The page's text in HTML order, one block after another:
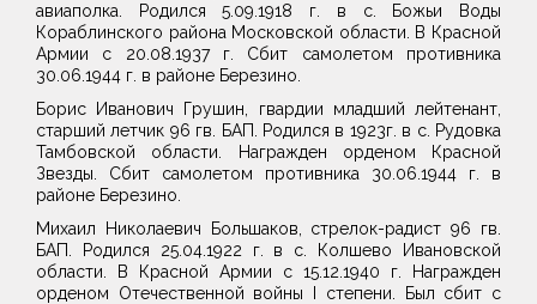
авиаполка. Родился 5.09.1918 г. в с. Божьи Воды
Кораблинского района Московской области. В Красной
Армии с 20.08.1937 г. Сбит самолетом противника
30.06.1944 г. в районе Березино.
Борис Иванович Грушин, гвардии младший лейтенант,
старший летчик 96 гв. БАП. Родился в 1923г. в с. Рудовка
Тамбовской области. Награжден орденом Красной
Звезды. Сбит самолетом противника 30.06.1944 г. в
районе Березино.
Михаил Николаевич Большаков, стрелок-радист 96 гв.
БАП. Родился 25.04.1922 г. в с. Колшево Ивановской
области. В Красной Армии с 15.12.1940 г. Награжден
орденом Отечественной войны I степени. Был сбит с